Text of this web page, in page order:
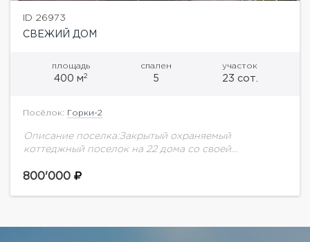
ID 26973
СВЕЖИЙ ДОМ
площадь
400 м2
спален
5
участок
23 сот.
Посёлок: Горки-2
Описание поселка:Закрытый охраняемый
коттеджный поселок на 22 дома со своей
бассейн, спортивный зал, ресторан, два теннисных
800'000